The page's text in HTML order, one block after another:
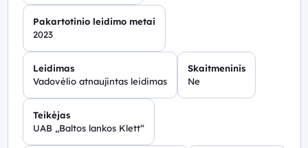
Pakartotinio leidimo metai
2023
Leidimas
Vadovėlio atnaujintas leidimas
Skaitmeninis
Ne
Teikėjas
UAB „Baltos lankos Klett“